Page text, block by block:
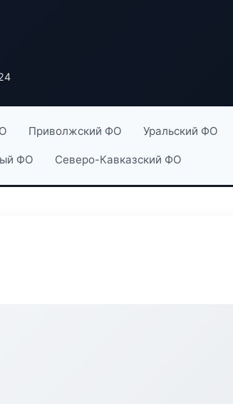
Приволжский ФО Уральский ФО
ФО Северо-Кавказский ФО